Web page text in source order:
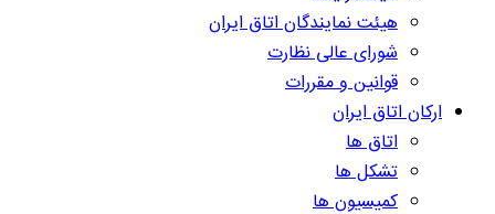
هیئت نمایندگان اتاق ایران
شورای عالی نظارت
قوانین و مقررات
ارکان اتاق ایران
اتاق ها
تشکل ها
کمیسیون ها